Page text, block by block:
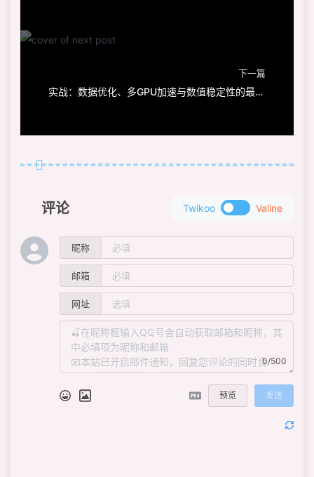
下一篇
实战：数据优化、多GPU加速与数值稳定性的最佳实践
评论 Twikoo Valine
昵称
邮箱
网址
0/500
预览 发送